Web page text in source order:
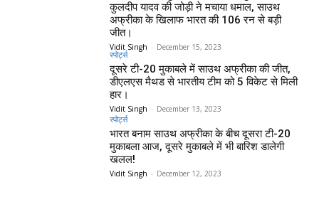
कुलदीप यादव की जोड़ी ने मचाया धमाल, साउथ
अफ्रीका के खिलाफ भारत की 106 रन से बड़ी
जीत।
Vidit Singh - December 15, 2023
स्पोर्ट्स
दूसरे टी-20 मुकाबले में साउथ अफ्रीका की जीत,
डीएलएस मैथड से भारतीय टीम को 5 विकेट से मिली
हार।
Vidit Singh - December 13, 2023
स्पोर्ट्स
भारत बनाम साउथ अफ्रीका के बीच दूसरा टी-20
मुकाबला आज, दूसरे मुकाबले में भी बारिश डालेगी
खलल!
Vidit Singh - December 12, 2023